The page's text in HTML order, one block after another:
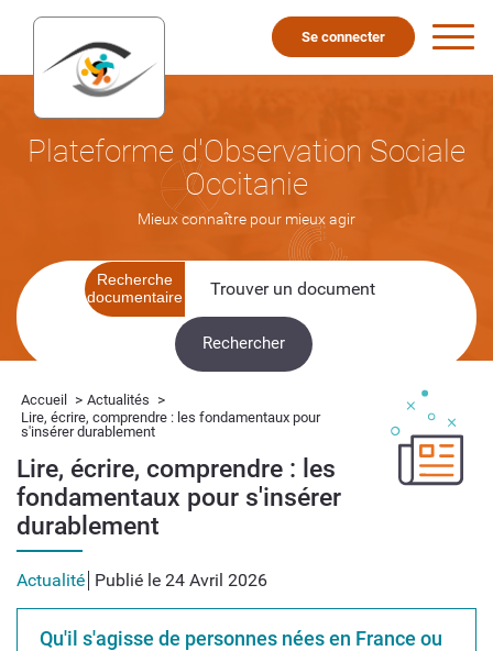
Se connecter
Plateforme d'Observation Sociale
Occitanie
Mieux connaître pour mieux agir
Recherche
documentaire
Accueil > Actualités >
Lire, écrire, comprendre : les fondamentaux pour
s'insérer durablement
Lire, écrire, comprendre : les
fondamentaux pour s'insérer
durablement
Actualité Publié le 24 Avril 2026
Qu'il s'agisse de personnes nées en France ou